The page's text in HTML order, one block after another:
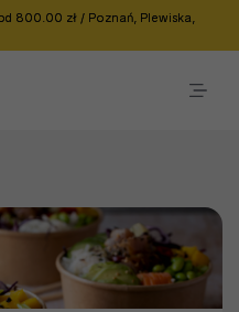
800.00 zł / Poznań, Plewiska,